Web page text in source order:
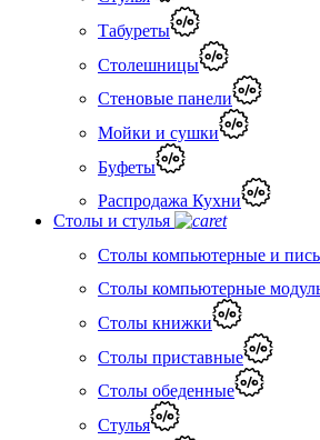
Табуреты
Столешницы
Стеновые панели
Мойки и сушки
Буфеты
Распродажа Кухни
Столы и стулья
Столы компьютерные и
Столы компьютерные
Столы книжки
Столы приставные
Столы обеденные
Стулья